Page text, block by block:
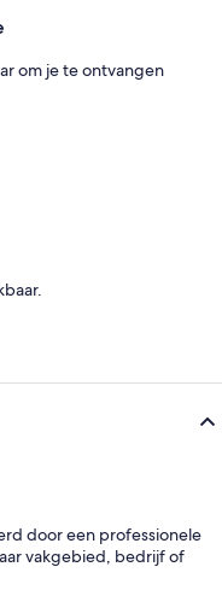
om je te ontvangen
door een professionele
vakgebied, bedrijf of